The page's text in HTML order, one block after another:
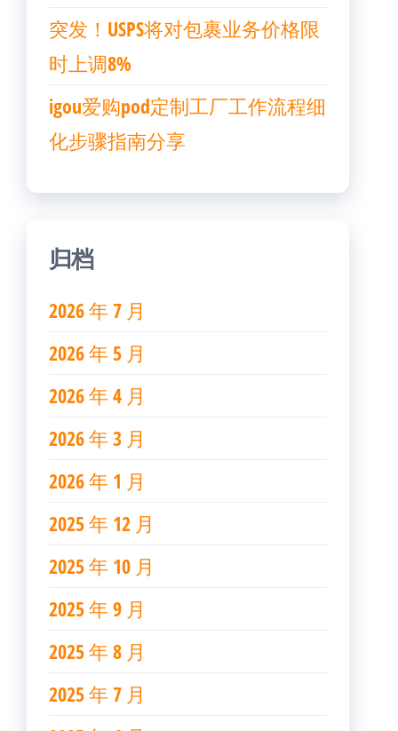
突发！USPS将对包裹业务价格限
时上调8%
igou爱购pod定制工厂工作流程细
化步骤指南分享
归档
2026 年 7 月
2026 年 5 月
2026 年 4 月
2026 年 3 月
2026 年 1 月
2025 年 12 月
2025 年 10 月
2025 年 9 月
2025 年 8 月
2025 年 7 月